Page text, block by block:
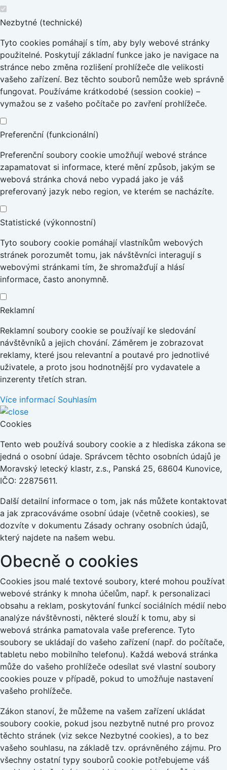
Nezbytné (technické)
Tyto cookies pomáhají s tím, aby byly webové stránky
použitelné. Poskytují základní funkce jako je navigace na
stránce nebo změna rozlišení prohlížeče dle velikosti
vašeho zařízení. Bez těchto souborů nemůže web správně
fungovat. Používáme krátkodobé (session cookie) –
vymažou se z vašeho počítače po zavření prohlížeče.
Preferenční (funkcionální)
Preferenční soubory cookie umožňují webové stránce
zapamatovat si informace, které mění způsob, jakým se
webová stránka chová nebo vypadá jako je váš
preferovaný jazyk nebo region, ve kterém se nacházíte.
Statistické (výkonnostní)
Tyto soubory cookie pomáhají vlastníkům webových
stránek porozumět tomu, jak návštěvníci interagují s
webovými stránkami tím, že shromažďují a hlásí
informace, často anonymně.
Reklamní
Reklamní soubory cookie se používají ke sledování
návštěvníků a jejich chování. Záměrem je zobrazovat
reklamy, které jsou relevantní a poutavé pro jednotlivé
uživatele, a proto jsou hodnotnější pro vydavatele a
inzerenty třetích stran.
Více informací Souhlasím
Cookies
Tento web používá soubory cookie a z hlediska zákona se
jedná o osobní údaje. Správcem těchto osobních údajů je
Moravský letecký klastr, z.s., Panská 25, 68604 Kunovice,
IČO: 22875611.
Další detailní informace o tom, jak nás můžete kontaktovat
a jak zpracováváme osobní údaje (včetně cookies), se
dozvíte v dokumentu Zásady ochrany osobních údajů,
který najdete na našem webu.
Obecně o cookies
Cookies jsou malé textové soubory, které mohou používat
webové stránky k mnoha účelům, např. k personalizaci
obsahu a reklam, poskytování funkcí sociálních médií nebo
analýze návštěvnosti, některé slouží k tomu, aby si
webová stránka pamatovala vaše preference. Tyto
soubory se ukládají do vašeho zařízení (např. do počítače,
tabletu nebo mobilního telefonu). Každá webová stránka
může do vašeho prohlížeče odesílat své vlastní soubory
cookies pouze v případě, pokud to umožňuje nastavení
vašeho prohlížeče.
Zákon stanoví, že můžeme na vašem zařízení ukládat
soubory cookie, pokud jsou nezbytně nutné pro provoz
těchto stránek (viz sekce Nezbytné cookies), a to bez
vašeho souhlasu, na základě tzv. oprávněného zájmu. Pro
všechny ostatní typy souborů cookie potřebujeme váš